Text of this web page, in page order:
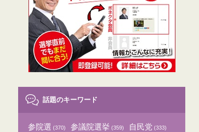
話題のキーワード
参院選 (370) 参議院選挙 (359) 自民党 (333)